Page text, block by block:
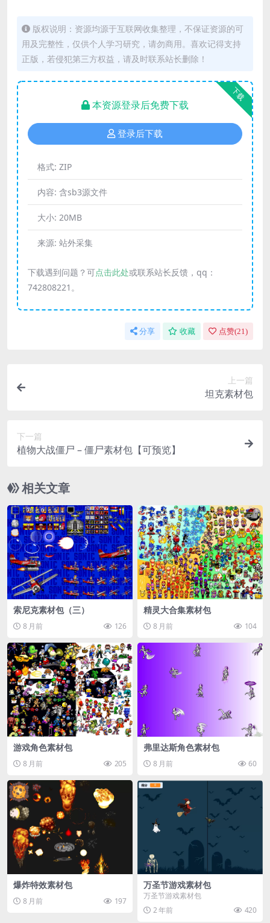
版权说明：资源均源于互联网收集整理，不保证资源的可
用及完整性，仅供个人学习研究，请勿商用。喜欢记得支持
正版，若侵犯第三方权益，请及时联系站长删除！
下载
本资源登录后免费下载
登录后下载
格式: ZIP
内容: 含sb3源文件
大小: 20MB
来源: 站外采集
下载遇到问题？可点击此处或联系站长反馈，qq：
742808221。
分享 收藏 点赞(21)
上一篇
坦克素材包
下一篇
植物大战僵尸 – 僵尸素材包【可预览】
相关文章
索尼克素材包（三）
8 月前 126
精灵大合集素材包
8 月前 104
游戏角色素材包
8 月前 205
弗里达斯角色素材包
8 月前 60
爆炸特效素材包
8 月前 197
万圣节游戏素材包
万圣节游戏素材包
2 年前
420